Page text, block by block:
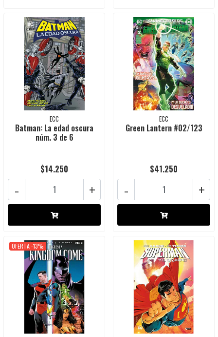
ECC
Batman: La edad oscura
núm. 3 de 6
$14.250
+
-
ECC
Green Lantern #02/123
$41.250
+
-
OFERTA -13%